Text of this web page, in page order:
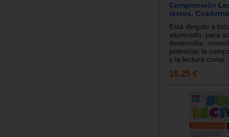
Comprensión
textos.
Está dirigido a
alumnado, para
desarrollar,
potenciar la
y la lectura
15.25 €